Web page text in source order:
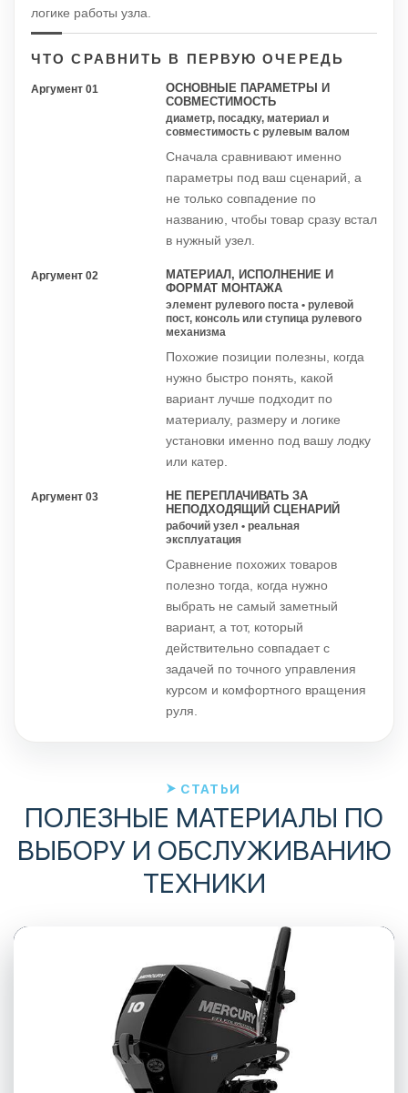
логике работы узла.
ЧТО СРАВНИТЬ В ПЕРВУЮ ОЧЕРЕДЬ
Аргумент 01
ОСНОВНЫЕ ПАРАМЕТРЫ И
СОВМЕСТИМОСТЬ
диаметр, посадку, материал и
совместимость с рулевым валом
Сначала сравнивают именно
параметры под ваш сценарий, а
не только совпадение по
названию, чтобы товар сразу встал
в нужный узел.
Аргумент 02
МАТЕРИАЛ, ИСПОЛНЕНИЕ И
ФОРМАТ МОНТАЖА
элемент рулевого поста • рулевой
пост, консоль или ступица рулевого
механизма
Похожие позиции полезны, когда
нужно быстро понять, какой
вариант лучше подходит по
материалу, размеру и логике
установки именно под вашу лодку
или катер.
Аргумент 03
НЕ ПЕРЕПЛАЧИВАТЬ ЗА
НЕПОДХОДЯЩИЙ СЦЕНАРИЙ
рабочий узел • реальная
эксплуатация
Сравнение похожих товаров
полезно тогда, когда нужно
выбрать не самый заметный
вариант, а тот, который
действительно совпадает с
задачей по точного управления
курсом и комфортного вращения
руля.
СТАТЬИ
ПОЛЕЗНЫЕ МАТЕРИАЛЫ ПО
ВЫБОРУ И ОБСЛУЖИВАНИЮ
ТЕХНИКИ